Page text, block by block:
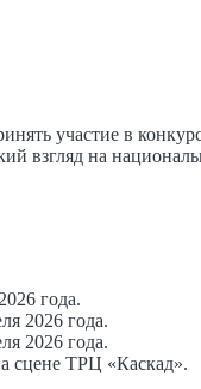
участие в
взгляд на
года.
2026 года.
2026 года.
сцене ТРЦ «Каскад».